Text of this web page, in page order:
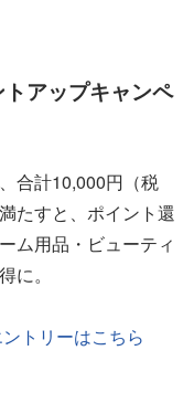
アップキャンペ
合計10,000円（税
たすと、ポイント還
ム用品・ビューティ
に。
トリーはこちら